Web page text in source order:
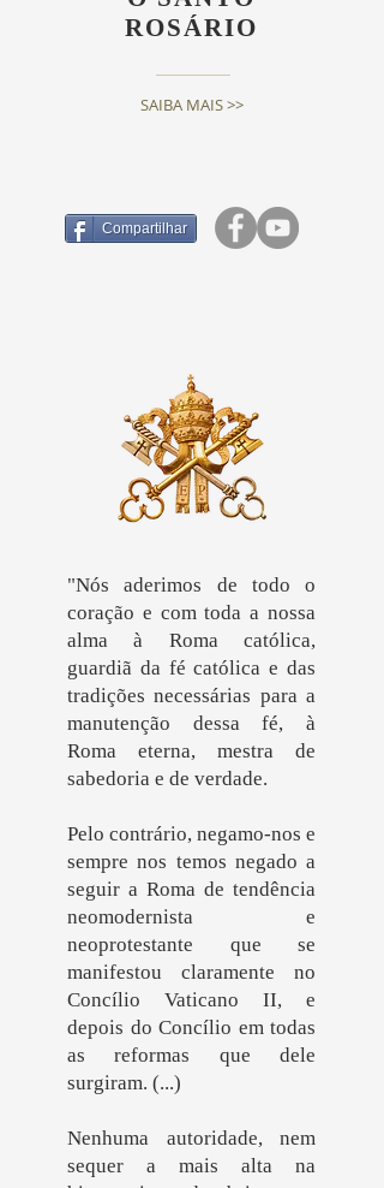
ROSÁRIO
SAIBA MAIS >>
Compartilhar
"Nós aderimos de todo o
coração e com toda a nossa
alma à Roma católica,
guardiã da fé católica e das
tradições necessárias para a
manutenção dessa fé, à
Roma eterna, mestra de
sabedoria e de verdade.
Pelo contrário, negamo-nos e
sempre nos temos negado a
seguir a Roma de tendência
neomodernista e
neoprotestante que se
manifestou claramente no
Concílio Vaticano II, e
depois do Concílio em todas
as reformas que dele
surgiram. (...)
Nenhuma autoridade, nem
sequer a mais alta na